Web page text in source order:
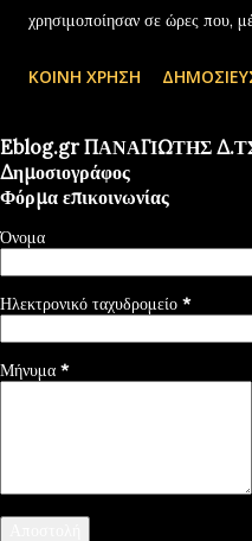
χρησιμοποίησαν σε ώρες που,
2025
ΚΟΙΝΉ ΧΡΉΣΗ
Eblog.gr ΠΑΝΑΓΙΩΤΗΣ
Δημοσιογράφος
Φόρμα επικοινωνίας
Όνομα
Ηλεκτρονικό ταχυδρομείο *
Μήνυμα *